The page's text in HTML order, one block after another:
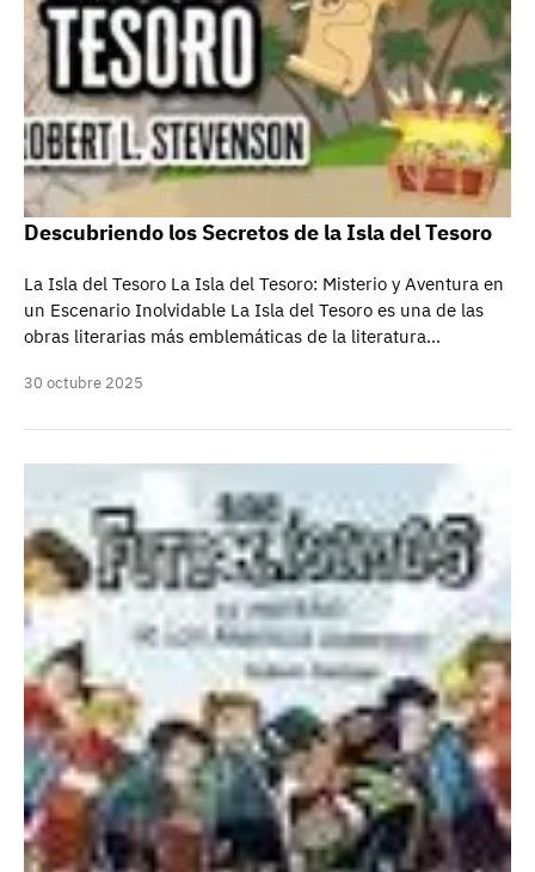
Descubriendo los Secretos de la Isla del Tesoro
La Isla del Tesoro La Isla del Tesoro: Misterio y Aventura en
un Escenario Inolvidable La Isla del Tesoro es una de las
obras literarias más emblemáticas de la literatura…
30 octubre 2025